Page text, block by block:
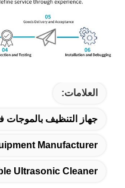
العلامات:
جهاز التنظيف بالموجات
Manufacturer
Ultrasonic Cleaner